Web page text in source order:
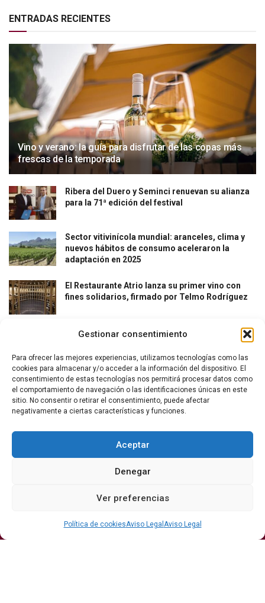
Gestionar consentimiento
Para ofrecer las mejores experiencias, utilizamos tecnologías como las
cookies para almacenar y/o acceder a la información del dispositivo. El
consentimiento de estas tecnologías nos permitirá procesar datos como
el comportamiento de navegación o las identificaciones únicas en este
sitio. No consentir o retirar el consentimiento, puede afectar
negativamente a ciertas características y funciones.
Aceptar
Denegar
Ver preferencias
Política de cookiesAviso Legal Aviso Legal
ENTRADAS RECIENTES
Vino y verano: la guía para disfrutar de las copas más
frescas de la temporada
Ribera del Duero y Seminci renuevan su alianza
para la 71ª edición del festival
Sector vitivinícola mundial: aranceles, clima y
nuevos hábitos de consumo aceleraron la
adaptación en 2025
El Restaurante Atrio lanza su primer vino con
fines solidarios, firmado por Telmo Rodríguez
La revista del vino y la gastronomía.
Gastronomía
Protagonistas